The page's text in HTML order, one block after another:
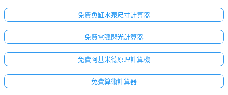
免費魚缸水泵尺寸計算器
免費電弧閃光計算器
免費阿基米德原理計算機
免費算術計算器